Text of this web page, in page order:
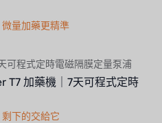
量加藥更精準
可程式定時電磁隔膜定量泵浦
T7 加藥機｜7天可程式定時
下的交給它